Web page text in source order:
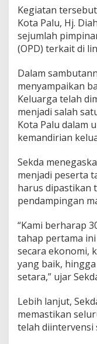
k
a
S
a
a
h
a
t
u
p
g
r
a
m
i
o
r
i
t
a
P
e
m
Kegiatan
Kota Palu, Hj.
sejumlah
(OPD) terkait di
Dalam
menyampaikan
Keluarga telah
menjadi salah
Kota Palu dalam
kemandirian
Sekda
menjadi peserta
harus dipastikan
pendampingan
“Kami berharap
tahap pertama
secara ekonomi,
yang baik,
setara,” ujar
Lebih lanjut,
memastikan
telah diintervensi